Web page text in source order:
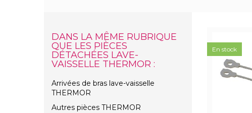
DANS LA MÊME RUBRIQUE
QUE LES PIÈCES
DÉTACHÉES LAVE-
VAISSELLE THERMOR :
Arrivées de bras lave-vaisselle
THERMOR
Autres pièces THERMOR
En stock